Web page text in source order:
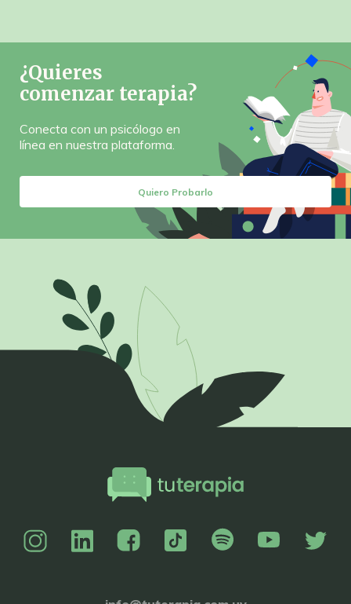
¿Quieres
comenzar terapia?
Conecta con un psicólogo en
línea en nuestra plataforma.
Quiero Probarlo